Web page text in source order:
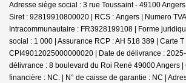
Adresse siège social : 3 rue Toussaint - 49100 Angers
Siret : 92819910800020 | RCS : Angers | Numero TVA
Intracommunautaire : FR3928199108 | Forme
social : 1 000 | Assurance RCP : AH 518 389 | Carte T
CPI49012025000000020 | Date de délivrance :
délivrance : 8 boulevard du Roi René 49000 Angers |
financière : NC. | N° de caisse de garantie : NC |